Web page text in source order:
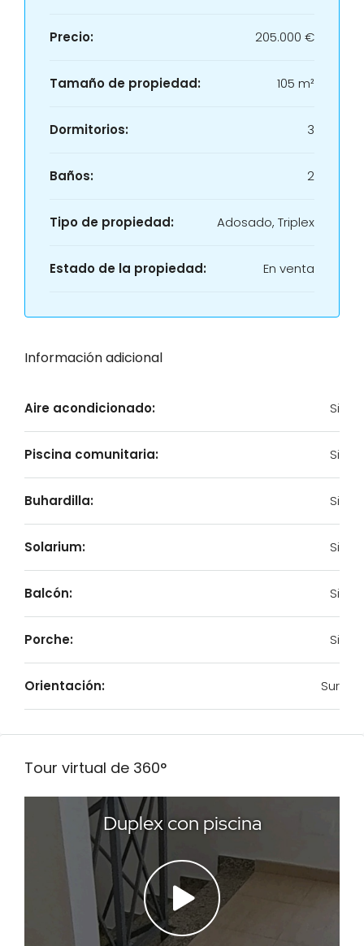
Precio: 205.000 €
Tamaño de propiedad: 105 m²
Dormitorios: 3
Baños: 2
Tipo de propiedad: Adosado, Triplex
Estado de la propiedad: En venta
Información adicional
Aire acondicionado: Si
Piscina comunitaria: Si
Buhardilla: Si
Solarium: Si
Balcón: Si
Porche: Si
Orientación: Sur
Tour virtual de 360​​°